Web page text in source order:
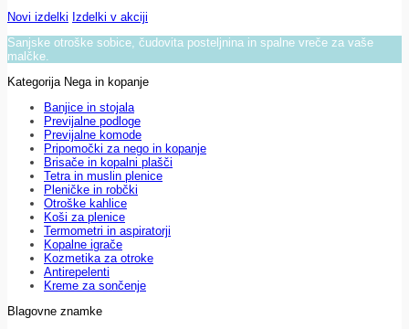
Novi izdelki Izdelki v akciji
Sanjske otroške sobice, čudovita posteljnina in spalne vreče za vaše
malčke.
Kategorija Nega in kopanje
Banjice in stojala
Previjalne podloge
Previjalne komode
Pripomočki za nego in kopanje
Brisače in kopalni plašči
Tetra in muslin plenice
Pleničke in robčki
Otroške kahlice
Koši za plenice
Termometri in aspiratorji
Kopalne igrače
Kozmetika za otroke
Antirepelenti
Kreme za sončenje
Blagovne znamke